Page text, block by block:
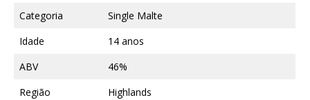
Categoria
Single Malte
Idade
14 anos
ABV
46%
Região
Highlands